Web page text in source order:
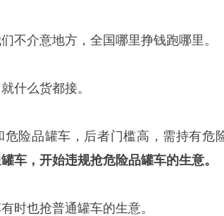
不介意地方，全国哪里挣钱跑哪里。
什么货都接。
危险品罐车，后者门槛高，需持有危
车，开始违规抢危险品罐车的生意。
时也抢普通罐车的生意。